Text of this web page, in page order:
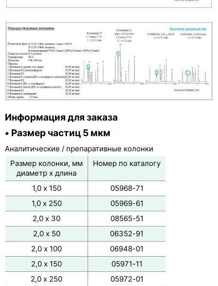
Информация для заказа
• Размер частиц 5 мкм
Аналитические / препаративные колонки
Размер колонки, мм
диаметр х длина
Номер по каталогу
1,0 х 150
05968-71
1,0 х 250
05969-61
2,0 х 30
08565-51
2,0 х 50
06352-91
2,0 х 100
06948-01
2,0 х 150
05971-11
2,0 х 250
05972-01